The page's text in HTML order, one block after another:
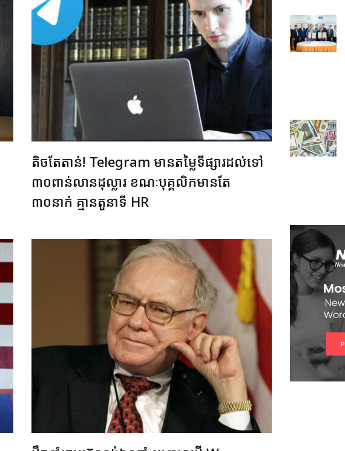
តិចតែតាន់! Telegram មានតម្លៃទីផ្សារដល់ទៅ
៣០ពាន់លានដុល្លារ ខណៈបុគ្គលិកមានតែ
៣០នាក់ គ្មានតួនាទី HR